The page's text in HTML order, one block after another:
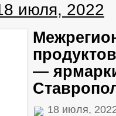
июля, 2022
—
18 июля,